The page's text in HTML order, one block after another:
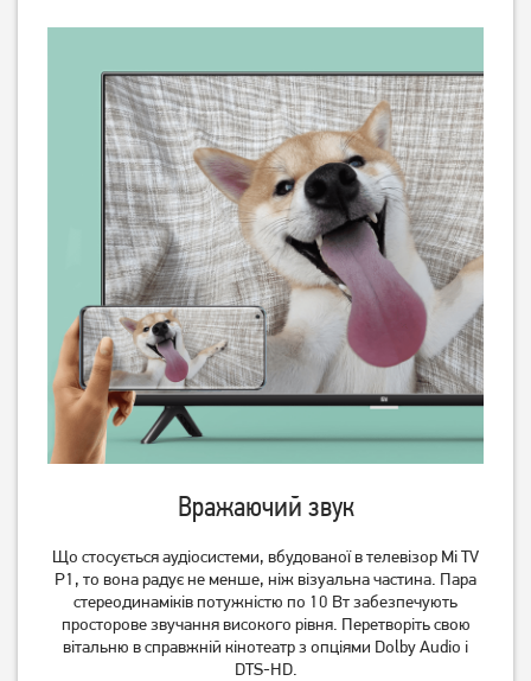
Вражаючий звук
Що стосується аудіосистеми, вбудованої в телевізор Mi TV
P1, то вона радує не менше, ніж візуальна частина. Пара
стереодинаміків потужністю по 10 Вт забезпечують
просторове звучання високого рівня. Перетворіть свою
вітальню в справжній кінотеатр з опціями Dolby Audio і
DTS-HD.